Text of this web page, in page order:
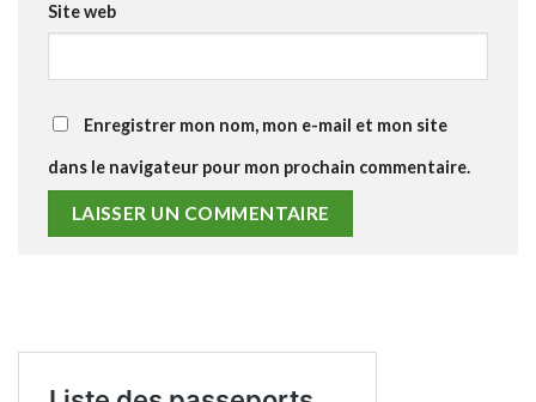
Site web
Enregistrer mon nom, mon e-mail et mon site
dans le navigateur pour mon prochain commentaire.